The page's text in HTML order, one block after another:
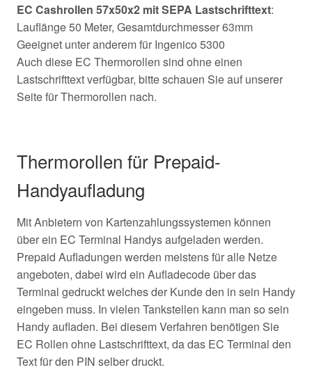
EC Cashrollen 57x50x2 mit SEPA Lastschrifttext:
Lauflänge 50 Meter, Gesamtdurchmesser 63mm
Geeignet unter anderem für Ingenico 5300
Auch diese EC Thermorollen sind ohne einen
Lastschrifttext verfügbar, bitte schauen Sie auf unserer
Seite für Thermorollen nach.
Thermorollen für Prepaid-
Handyaufladung
Mit Anbietern von Kartenzahlungssystemen können
über ein EC Terminal Handys aufgeladen werden.
Prepaid Aufladungen werden meistens für alle Netze
angeboten, dabei wird ein Aufladecode über das
Terminal gedruckt welches der Kunde den in sein Handy
eingeben muss. In vielen Tankstellen kann man so sein
Handy aufladen. Bei diesem Verfahren benötigen Sie
EC Rollen ohne Lastschrifttext, da das EC Terminal den
Text für den PIN selber druckt.